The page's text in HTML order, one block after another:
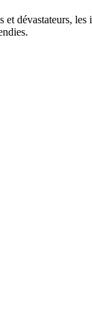
et dévastateurs,